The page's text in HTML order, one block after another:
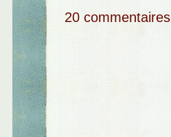
20 commentaires